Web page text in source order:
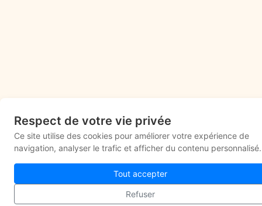
Respect de votre vie privée
Ce site utilise des cookies pour améliorer votre expérience de
navigation, analyser le trafic et afficher du contenu personnalisé.
Tout accepter
Refuser